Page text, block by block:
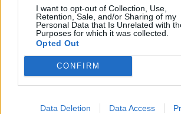
I want to opt-out of Collection, Use,
Retention, Sale, and/or Sharing of my
Personal Data that Is Unrelated with
Purposes for which it was collected.
Opted Out
CONFIRM
Data Deletion Data Access
sodaclub
9 Juni 2025